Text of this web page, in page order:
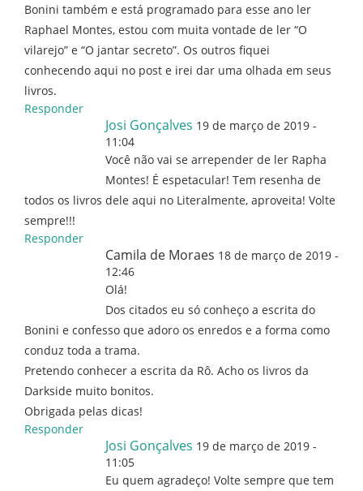
Bonini também e está programado para esse ano ler
Raphael Montes, estou com muita vontade de ler “O
vilarejo” e “O jantar secreto”. Os outros fiquei
conhecendo aqui no post e irei dar uma olhada em seus
livros.
Responder
Josi Gonçalves 19 de março de 2019 -
11:04
Você não vai se arrepender de ler Rapha
Montes! É espetacular! Tem resenha de
todos os livros dele aqui no Literalmente, aproveita! Volte
sempre!!!
Responder
Camila de Moraes 18 de março de 2019 -
12:46
Olá!
Dos citados eu só conheço a escrita do
Bonini e confesso que adoro os enredos e a forma como
conduz toda a trama.
Pretendo conhecer a escrita da Rô. Acho os livros da
Darkside muito bonitos.
Obrigada pelas dicas!
Responder
Josi Gonçalves 19 de março de 2019 -
11:05
Eu quem agradeço! Volte sempre que tem